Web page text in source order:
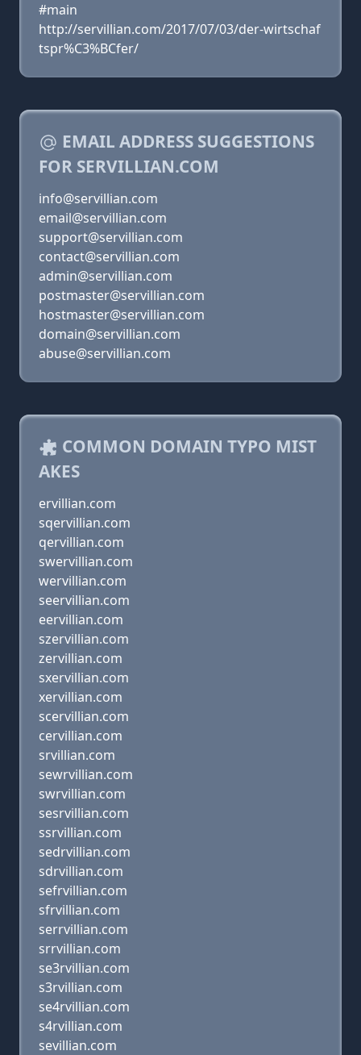
#main
http://servillian.com/2017/07/03/der-wirtschaf
tspr%C3%BCfer/
EMAIL ADDRESS SUGGESTIONS
FOR SERVILLIAN.COM
info@servillian.com
email@servillian.com
support@servillian.com
contact@servillian.com
admin@servillian.com
postmaster@servillian.com
hostmaster@servillian.com
domain@servillian.com
abuse@servillian.com
COMMON DOMAIN TYPO MIST
AKES
ervillian.com
sqervillian.com
qervillian.com
swervillian.com
wervillian.com
seervillian.com
eervillian.com
szervillian.com
zervillian.com
sxervillian.com
xervillian.com
scervillian.com
cervillian.com
srvillian.com
sewrvillian.com
swrvillian.com
sesrvillian.com
ssrvillian.com
sedrvillian.com
sdrvillian.com
sefrvillian.com
sfrvillian.com
serrvillian.com
srrvillian.com
se3rvillian.com
s3rvillian.com
se4rvillian.com
s4rvillian.com
sevillian.com